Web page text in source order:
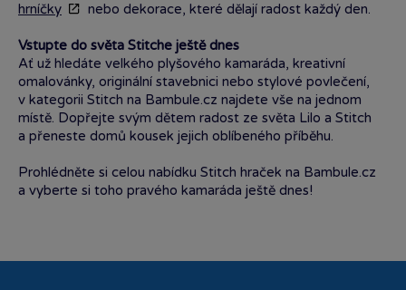
hrníčky
nebo dekorace, které dělají radost každý den.
Vstupte do světa Stitche ještě dnes
Ať už hledáte velkého plyšového kamaráda, kreativní
omalovánky, originální stavebnici nebo stylové povlečení,
v kategorii Stitch na Bambule.cz najdete vše na jednom
místě. Dopřejte svým dětem radost ze světa Lilo a Stitch
a přeneste domů kousek jejich oblíbeného příběhu.
Prohlédněte si celou nabídku Stitch hraček na Bambule.cz
a vyberte si toho pravého kamaráda ještě dnes!